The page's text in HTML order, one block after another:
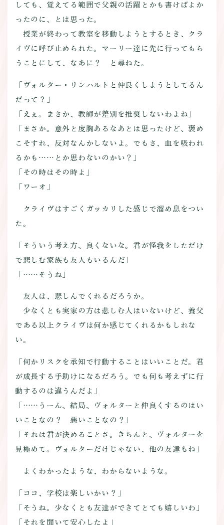
しても、覚えてる範囲で父親の活躍とかも書けばよか
ったのに、とは思った。
授業が終わって教室を移動しようとするとき、クラ
イヴに呼び止められた。マーリー達に先に行ってもら
うことにして、なあに？ と尋ねた。
「ヴォルター・リンハルトと仲良くしようとしてるん
だって？」
「えぇ。まさか、教師が差別を推奨しないわよね」
「まさか。意外と度胸あるなあとは思ったけど、褒め
こそすれ、反対なんかしないよ。でもさ、血を吸われ
るかも……とか思わないのかい？」
「その時はその時よ」
「ワーオ」
クライヴはすごくガッカリした感じで溜め息をつい
た。
「そういう考え方、良くないな。君が怪我をしただけ
で悲しむ家族も友人もいるんだ」
「……そうね」
友人は、悲しんでくれるだろうか。
少なくとも実家の方は悲しむ人はいないけど、養父
である以上クライヴは何か感じてくれるかもしれな
い。
「何かリスクを承知で行動することはいいことだ。君
が成長する手助けになるだろう。でも何も考えずに行
動するのは違うんだよ」
「……うーん、結局、ヴォルターと仲良くするのはい
いことなの？ 悪いことなの？」
「それは君が決めることさ。きちんと、ヴォルターを
見極めて。ヴォルターだけじゃない、他の友達もね」
よくわかったような、わからないような。
「ココ、学校は楽しいかい？」
「そうね。少なくとも友達ができてとても嬉しいわ」
「それを聞いて安心したよ」